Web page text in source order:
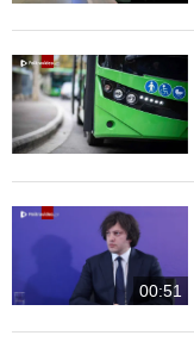
00:51